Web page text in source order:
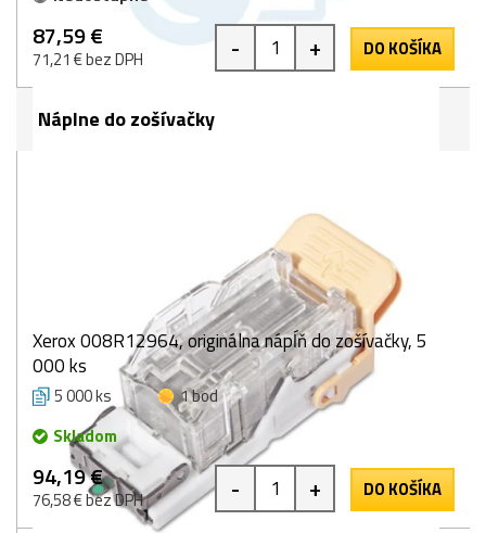
87,59 €
71,21 € bez DPH - + DO KOŠÍKA
Náplne do zošívačky
Xerox 008R12964, originálna nápĺň do zošívačky, 5
000 ks
5 000 ks
1 bod
Skladom
94,19 €
76,58 € bez DPH - + DO KOŠÍKA